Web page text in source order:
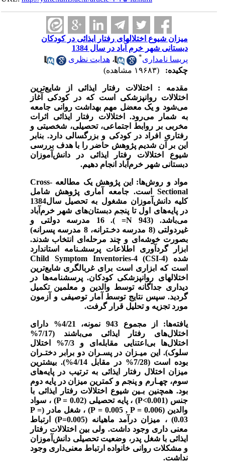
میزان شیوع اختلالهای رفتار ایذائی در کودکان
دبستانی شهر خرم آباد در سال 1384
پریسا نامداری* ،هدایت نظری
چکیده:
مقدمه : اختلالات رفتار ایذائی از شایع‌ترین
اختلالات روانپزشکی است که در کودکی آغاز
می‌شود و یک معضل مهم بهداشت روانی جامعه
به شمار می‌رود. اختلالات رفتار ایذائی اثرات
مخربی بر روابط اجتماعی، تحصیلی، شخصیتی و
رفتاری افراد در کودکی و بزرگسالی دارد. بنابر
این بر آن شدیم پژوهش حاضر را با هدف بررسی
شیوع اختلالات رفتار ایذائی در دانش‌آموزان
دبستانی شهر خرم‌آباد انجام دهیم.
مواد و روش‌ها:این پژوهش یک مطالعهCross-
Sectional است. جامعه آماری پژوهش شامل
کلیه دانش‌آموزان مشغول به ‌تحصیل سال1384
در پایه‌های اول تا پنجم دبستان‌های شهر خرم‌آباد
می‌باشد. (943
). 16 مدرسه دولتی و
غیردولتی (8 مدرسه دخـترانه، 8 مدرسه پسرانه)
بصورت خوشه‌ای و چند مرحله‌ای انتخاب شدند.
ابزار گردآوری اطلاعات پرسشـنامه استاندارد
شده
Child Symptom Inventories-4(CSI-4)
است که ابزاری است برای غربالگری شایع‌ترین
اختلالهای روانپزشکی کودکان. پرسشنامه‌ها در
دیداری جداگانه توسط والدین و معلمین تکمیل
گردید. سپس نتایج توسط آمار توصیفی و آزمون
مورد تجزیه و تحلیل قرار گرفت.
یافته‌ها:
از مجموع 943 نمونه، 4/21% دارای
اختلال‌های رفتار ایذائی می‌باشند (7/17%
اختلال‌ها بی‌اعتنایی مقابله‌ای و 7/3% اختلال
سلوک). این میـزان در پسـران دو برابر دختـران
بوده است (7/28% در مقابل 4/14%). بیشترین
میزان اختلال رفتار ایذائی به ترتیب در پایه‌های
سوم، چهـارم و پنجم و کمترین میزان در پایه دوم
بود. همچنین بـین شیوع اختلالات رفتار ایذائی با
جنس (P<0.001) ، پایه تحصیلی (P = 0.02)
، سواد
والدین(P = 0.005 , P = 0.006) ، شغل مادر
(P =
0.03)
، میزان درآمد ماهیانه(P=0.005)
ارتباط
معنی داری وجود داشت. ولی بین اختلالات رفتار
ایذائی با شغل پدر، وضعیت تحصیلی دانش‌آموزان
و مشکلات روانی خانواده ارتباط معنی‌داری وجود
نداشت.